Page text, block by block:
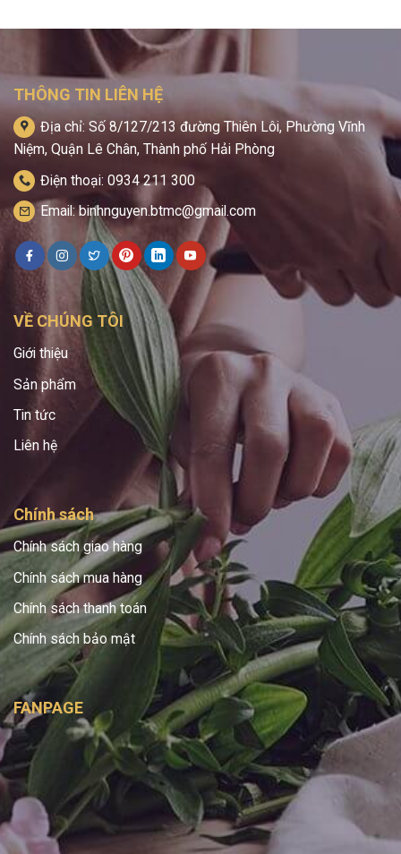
THÔNG TIN LIÊN HỆ
Địa chỉ: Số 8/127/213 đường Thiên Lôi, Phường Vĩnh
Niệm, Quận Lê Chân, Thành phố Hải Phòng
Điện thoại: 0934 211 300
Email: binhnguyen.btmc@gmail.com
VỀ CHÚNG TÔI
Giới thiệu
Sản phẩm
Tin tức
Liên hệ
Chính sách
Chính sách giao hàng
Chính sách mua hàng
Chính sách thanh toán
Chính sách bảo mật
FANPAGE